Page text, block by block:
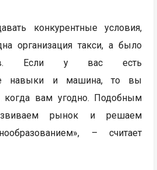
конкурентные условия,
организация такси, а было
Если у вас есть
навыки и машина, то вы
когда вам угодно. Подобным
рынок и решаем
– считает